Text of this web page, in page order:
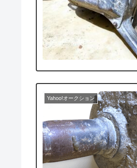
Yahoo!オークション